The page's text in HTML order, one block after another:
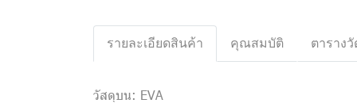
รายละเอียดสินค้า คุณสมบัติ ตาราง
วัสดุบน: EVA